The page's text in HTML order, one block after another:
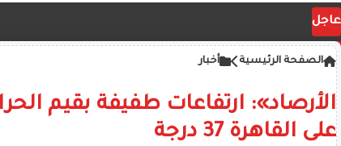
عاجل
الصفحة الرئيسية أخبار
الأرصاد»: ارتفاعات طفيفة بقيم
على القاهرة 37 درجة